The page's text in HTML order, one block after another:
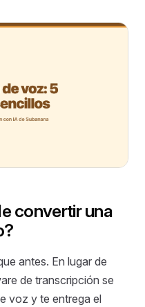
convertir una
antes. En lugar de
de transcripción se
voz y te entrega el